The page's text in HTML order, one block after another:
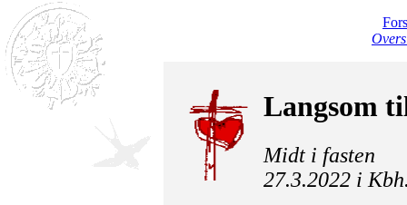
Langsom
Midt i fasten
27.3.2022 i